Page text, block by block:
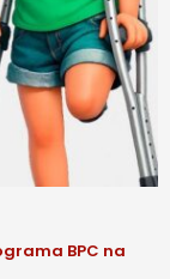
BPC na